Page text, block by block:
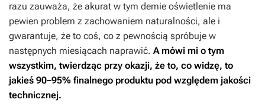
razu zauważa, że akurat w tym demie oświetlenie ma
pewien problem z zachowaniem naturalności, ale i
gwarantuje, że to coś, co z pewnością spróbuje w
następnych miesiącach naprawić. A mówi mi o tym
wszystkim, twierdząc przy okazji, że to, co widzę, to
jakieś 90–95% finalnego produktu pod względem jakości
technicznej.